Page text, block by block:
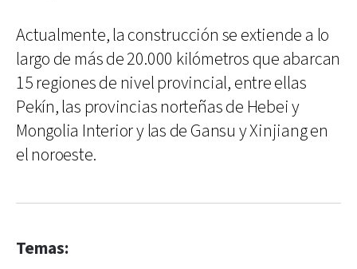
Actualmente, la construcción se extiende a lo
largo de más de 20.000 kilómetros que abarcan
15 regiones de nivel provincial, entre ellas
Pekín, las provincias norteñas de Hebei y
Mongolia Interior y las de Gansu y Xinjiang en
el noroeste.
Temas: